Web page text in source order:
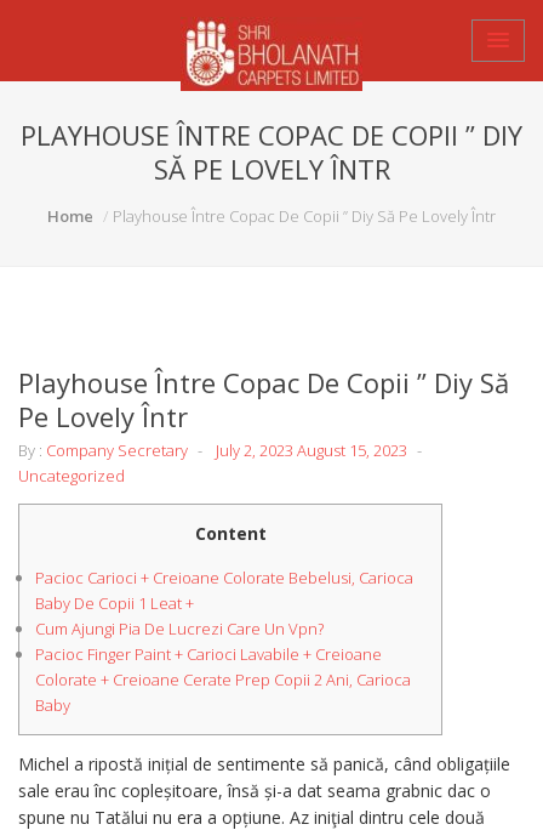
PLAYHOUSE ÎNTRE COPAC DE COPII ” DIY
SĂ PE LOVELY ÎNTR
Home Playhouse Între Copac De Copii ” Diy Să Pe Lovely Într
Playhouse Între Copac De Copii ” Diy Să
Pe Lovely Într
By : Company Secretary July 2, 2023 August 15, 2023
Uncategorized
Content
Pacioc Carioci + Creioane Colorate Bebelusi, Carioca
Baby De Copii 1 Leat +
Cum Ajungi Pia De Lucrezi Care Un Vpn?
Pacioc Finger Paint + Carioci Lavabile + Creioane
Colorate + Creioane Cerate Prep Copii 2 Ani, Carioca
Baby
Michel a ripostă inițial de sentimente să panică, când obligațiile
sale erau înc copleșitoare, însă și-a dat seama grabnic dac o
spune nu Tatălui nu era a opțiune. Az iniţial dintru cele două